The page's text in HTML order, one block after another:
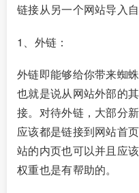
链接从另一个网站导入自
1、外链：
外链即能够给你带来蜘
也就是说从网站外部的
接。对待外链，大部分
应该都是链接到网站首
站的内页也可以并且应
权重也是有帮助的。